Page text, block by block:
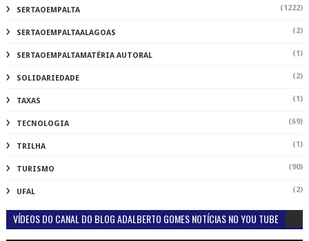
SERTAOEMPALTA (1222)
SERTAOEMPALTAALAGOAS (2)
SERTAOEMPALTAMATÉRIA AUTORAL (1)
SOLIDARIEDADE (2)
TAXAS (1)
TECNOLOGIA (69)
TRILHA (1)
TURISMO (90)
UFAL (2)
VÍDEOS DO CANAL DO BLOG ADALBERTO GOMES NOTÍCIAS NO YOU TUBE